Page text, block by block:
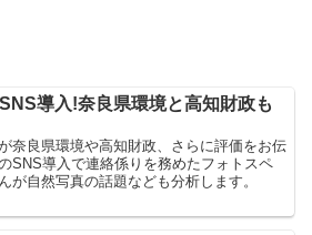
導入!奈良県環境と高知財政も
奈良県環境や高知財政、さらに評価をお伝
SNS導入で連絡係りを務めたフォトスペ
が自然写真の話題なども分析します。